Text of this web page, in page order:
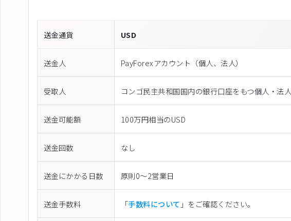
送金通貨 USD
送金人 PayForexアカウント（個⼈、法⼈）
受取人 コンゴ民主共和国国内の銀行口座をもつ個人・法人
送金可能額 100万円相当のUSD
送金回数 なし
送金にかかる日数 原則0〜2営業日
送金手数料 「手数料について 」をご確認ください。